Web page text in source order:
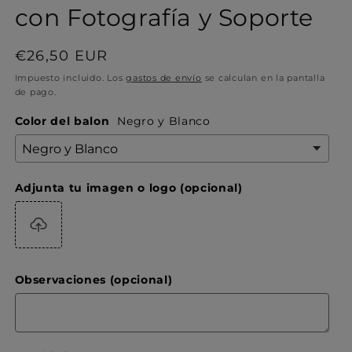
con Fotografía y Soporte
Precio
habitual
€26,50 EUR
Impuesto incluido. Losgastos de envío se calculan en la pantalla
de pago.
Color del balon Negro y Blanco
Adjunta tu imagen o logo (opcional)
Observaciones (opcional)